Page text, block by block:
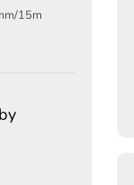
15m